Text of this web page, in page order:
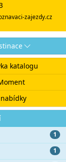
zajezdy.cz
katalogu
1
1